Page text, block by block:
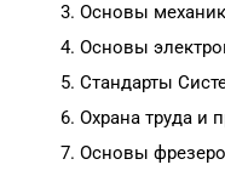
Основы
Основы
Стандарты
Охрана труда и
Основы